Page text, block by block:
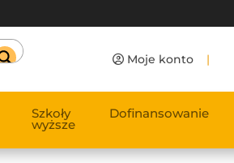
Moje konto |
Szkoły
wyższe
Dofinansowanie